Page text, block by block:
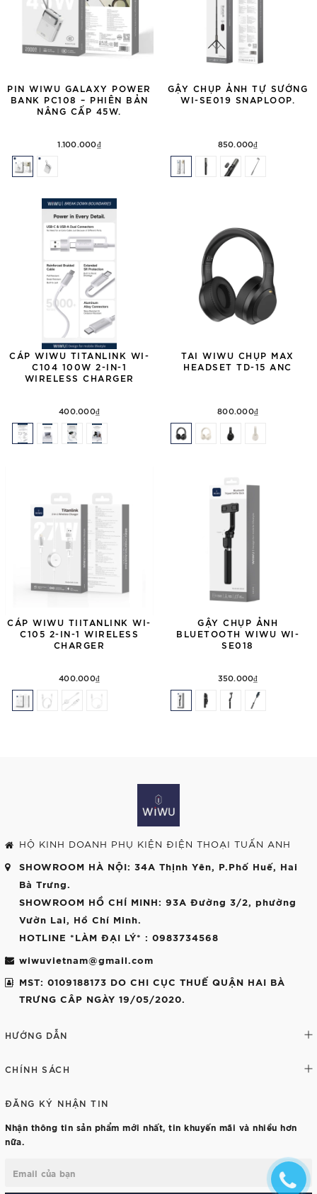
PIN WIWU GALAXY POWER
BANK PC108 – PHIÊN BẢN
NÂNG CẤP 45W.
1.100.000₫
GẬY CHỤP ẢNH TỰ SƯỚNG
WI-SE019 SNAPLOOP.
850.000₫
CÁP WIWU TITANLINK WI-
C104 100W 2-IN-1
WIRELESS CHARGER
400.000₫
TAI WIWU CHỤP MAX
HEADSET TD-15 ANC
800.000₫
CÁP WIWU TIITANLINK WI-
C105 2-IN-1 WIRELESS
CHARGER
400.000₫
GẬY CHỤP ẢNH
BLUETOOTH WIWU WI-
SE018
350.000₫
HỘ KINH DOANH PHỤ KIỆN ĐIỆN THOẠI TUẤN ANH
SHOWROOM HÀ NỘI: 34A Thịnh Yên, P.Phố Huế, Hai
Bà Trưng.
SHOWROOM HỒ CHÍ MINH: 93A Đường 3/2, phường
Vườn Lai, Hồ Chí Minh.
HOTLINE *LÀM ĐẠI LÝ* : 0983734568
wiwuvietnam@gmail.com
MST: 0109188173 DO CHI CỤC THUẾ QUẬN HAI BÀ
TRƯNG CÂP NGÀY 19/05/2020.
HƯỚNG DẪN
CHÍNH SÁCH
ĐĂNG KÝ NHẬN TIN
Nhận thông tin sản phẩm mới nhất, tin khuyến mãi và nhiều hơn
nữa.